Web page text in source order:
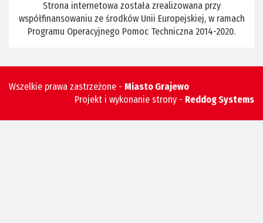
Strona internetowa została zrealizowana przy
współfinansowaniu ze środków Unii Europejskiej, w ramach
Programu Operacyjnego Pomoc Techniczna 2014-2020.
Wszelkie prawa zastrzeżone - Miasto Grajewo
Projekt i wykonanie strony - Reddog Systems